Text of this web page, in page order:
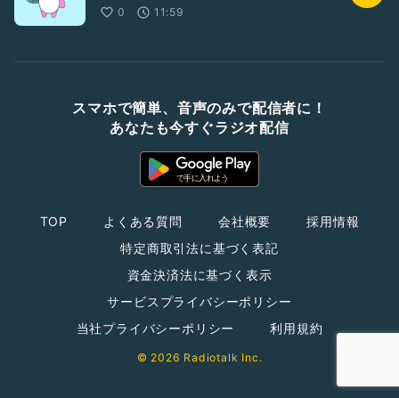
0
11:59
スマホで簡単、音声のみで配信者に！
あなたも今すぐラジオ配信
TOP よくある質問 会社概要
採用情報
特定商取引法に基づく表記
資金決済法に基づく表示
サービスプライバシーポリシー
当社プライバシーポリシー
利用規約
© 2026 Radiotalk Inc.